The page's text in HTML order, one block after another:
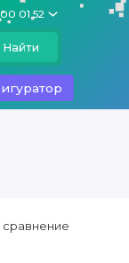
01 52
Найти
сравнение